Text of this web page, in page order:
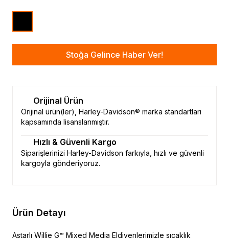
Stoğa Gelince Haber Ver!
Orijinal Ürün
Orijinal ürün(ler), Harley-Davidson® marka standartları
kapsamında lisanslanmıştır.
Hızlı & Güvenli Kargo
Siparişlerinizi Harley-Davidson farkıyla, hızlı ve güvenli
kargoyla gönderiyoruz.
Ürün Detayı
Astarlı Willie G™ Mixed Media Eldivenlerimizle sıcaklık